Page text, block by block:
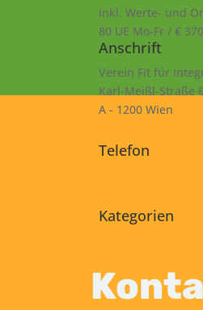
inkl. Werte- und
80 UE Mo-Fr / €
Anschrift
Verein Fit für
Karl-Meißl-Straße
A - 1200 Wien
Telefon
Kategorien